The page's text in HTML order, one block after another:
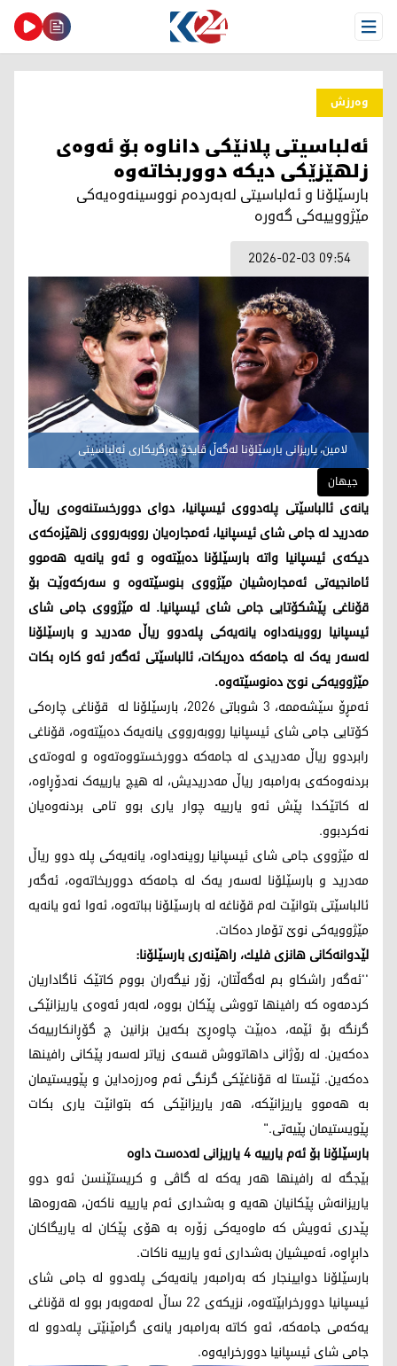
Open Menu
وەرزش
ئەلباسیتی پلانێكی داناوە بۆ ئەوەی
زلهێزێكی دیكە دووربخاتەوە
بارسێلۆنا و ئەلباسیتی لەبەردەم نووسینەوەیەكی
مێژووییەكی گەورە
2026-02-03 09:54
لامین، یاریزانی بارسێلۆنا لەگەڵ ڤایخۆ بەرگریكاری ئەلباسیتی
جیهان
یانەی ئالباسێتی پلەدووی ئیسپانیا، دوای دوورخستنەوەی ریاڵ
مەدرید لە جامی شای ئیسپانیا، ئەمجارەیان رووبەرووی زلهێزەکەی
دیکەی ئیسپانیا واتە بارسێلۆنا دەبێتەوە و ئەو یانەیە هەموو
ئامانجیەتی ئەمجارەشیان مێژووی بنوسێتەوە و سەرکەوێت بۆ
قۆناغی پێشکۆتایی جامی شای ئیسپانیا. لە مێژووی جامی شای
ئیسپانیا رووینەداوە یانەیەکی پلەدوو ریاڵ مەدرید و بارسێلۆنا
لەسەر یەک لە جامەکە دەربکات، ئالباسێتی ئەگەر ئەو کارە بکات
مێژوویەکی نوێ دەنوسێتەوە.
ئەمڕۆ سێشەممە، 3 شوباتی 2026، بارسێلۆنا لە قۆناغی چارەکی
کۆتایی جامی شای ئیسپانیا رووبەرووی یانەیەک دەبێتەوە، قۆناغی
رابردوو ریاڵ مەدریدی لە جامەکە دوورخستووەتەوە و لەوەتەی
بردنەوەکەی بەرامبەر ریاڵ مەدریدیش، لە هیچ یارییەک نەدۆڕاوە،
لە کاتێکدا پێش ئەو یارییە چوار یاری بوو تامی بردنەوەیان
نەکردبوو.
لە مێژووی جامی شای ئیسپانیا روینەداوە، یانەیەکی پلە دوو ریاڵ
مەدرید و بارسێلۆنا لەسەر یەک لە جامەکە دووربخاتەوە، ئەگەر
ئالباسێتی بتوانێت لەم قۆناغە لە بارسێلۆنا بباتەوە، ئەوا ئەو یانەیە
مێژوویەکی نوێ تۆمار دەکات.
لێدوانەكانی هانزی فلیك، راهێنەری بارسێلۆنا:
''ئەگەر راشکاو بم لەگەڵتان، زۆر نیگەران بووم کاتێک ئاگاداریان
کردمەوە کە رافینها تووشی پێکان بووە، لەبەر ئەوەی یاریزانێکی
گرنگە بۆ ئێمە، دەبێت چاوەڕێ بکەین بزانین چ گۆڕانکارییەک
دەکەین. لە رۆژانی داهاتووش قسەی زیاتر لەسەر پێکانی رافینها
دەکەین. ئێستا لە قۆناغێکی گرنگی ئەم وەرزەداین و پێویستیمان
بە هەموو یاریزانێکە، هەر یاریزانێکی کە بتوانێت یاری بکات
پێویستیمان پێیەتی."
بارسێلۆنا بۆ ئەم یارییە 4 یاریزانی لەدەست داوە
بێجگە لە رافینها هەر یەکە لە گاڤی و کریستێنسن ئەو دوو
یاریزانەش پێکانیان هەیە و بەشداری ئەم یارییە ناکەن، هەروەها
پێدری ئەویش کە ماوەیەکی زۆرە بە هۆی پێکان لە یاریگاکان
دابڕاوە، ئەمیشیان بەشداری ئەو یارییە ناکات.
بارسێلۆنا دوایینجار کە بەرامبەر یانەیەکی پلەدوو لە جامی شای
ئیسپانیا دوورخرابێتەوە، نزیکەی 22 ساڵ لەمەوبەر بوو لە قۆناغی
یەکەمی جامەکە، ئەو کاتە بەرامبەر یانەی گرامێنێتی پلەدوو لە
جامی شای ئیسپانیا دوورخرایەوە.